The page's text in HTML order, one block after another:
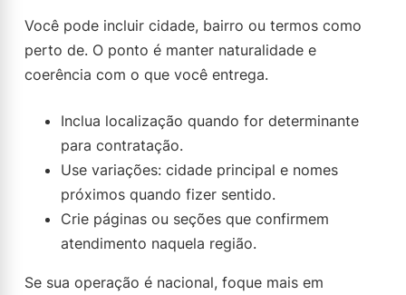
Você pode incluir cidade, bairro ou termos como
perto de. O ponto é manter naturalidade e
coerência com o que você entrega.
Inclua localização quando for determinante
para contratação.
Use variações: cidade principal e nomes
próximos quando fizer sentido.
Crie páginas ou seções que confirmem
atendimento naquela região.
Se sua operação é nacional, foque mais em